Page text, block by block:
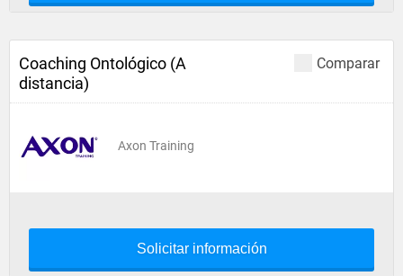
Comparar
Coaching Ontológico (A
distancia)
Axon Training
Solicitar información